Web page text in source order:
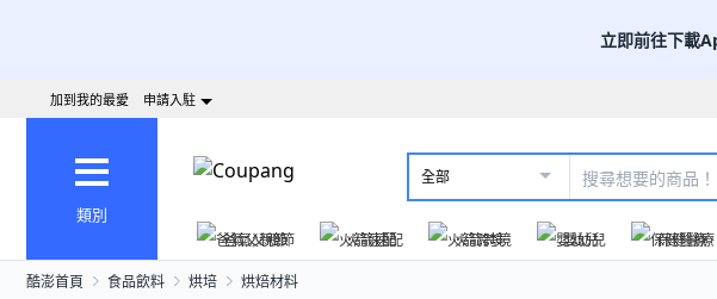
立即前往下載
加到我的最愛 申請入駐
類別
全部
爸氣父親節 火箭速配 火箭跨境 嬰幼兒 保健醫療
酷澎首頁 食品飲料 烘培 烘焙材料